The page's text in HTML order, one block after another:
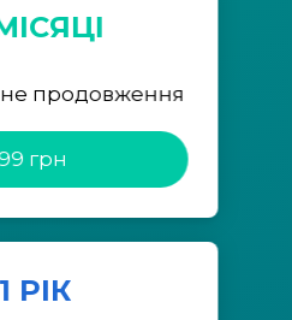
продовження
грн
1 РІК